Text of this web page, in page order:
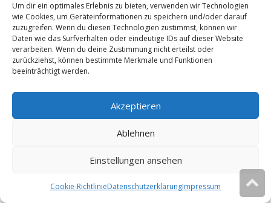
Um dir ein optimales Erlebnis zu bieten, verwenden wir Technologien
wie Cookies, um Geräteinformationen zu speichern und/oder darauf
zuzugreifen. Wenn du diesen Technologien zustimmst, können wir
Daten wie das Surfverhalten oder eindeutige IDs auf dieser Website
verarbeiten. Wenn du deine Zustimmung nicht erteilst oder
zurückziehst, können bestimmte Merkmale und Funktionen
beeinträchtigt werden.
Akzeptieren
Ablehnen
Einstellungen ansehen
Cookie-RichtlinieDatenschutzerklärungImpressum
Know-How
Lohnt sich ein eigener Server? Vor- & Nachteile
Was kostet Webhosting?
Vermeidbare Fehler bei der Wahl des Webspace-Angebots
Welchen Webspace-Tarif wählen?
Braucht meine Website SSL?
Diese Website verwendet Cookies. Ok Weitere Infos